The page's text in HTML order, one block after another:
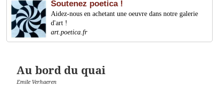
Soutenez poetica !
Aidez-nous en achetant une oeuvre dans notre galerie
d'art !
art.poetica.fr
Au bord du quai
Emile Verhaeren